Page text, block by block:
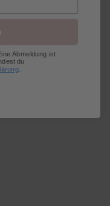
deiner SPEIDEL
die Pflegehinweise auf
Abmeldung ist
du
.